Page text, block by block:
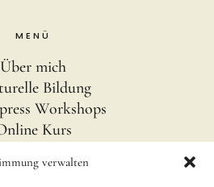
verwalten
MENÜ
Über mich
Bildung
Workshops
Kurs